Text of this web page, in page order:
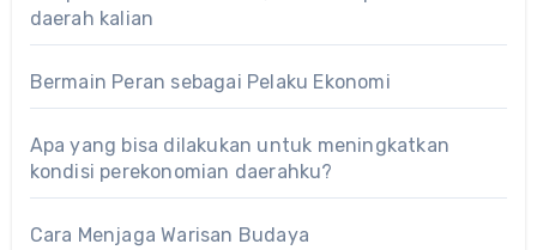
daerah kalian
Bermain Peran sebagai Pelaku Ekonomi
Apa yang bisa dilakukan untuk meningkatkan
kondisi perekonomian daerahku?
Cara Menjaga Warisan Budaya